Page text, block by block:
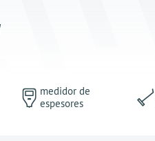
medidor de
espesores